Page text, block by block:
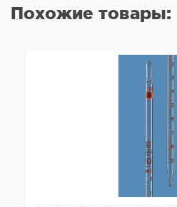
Похожие товары: